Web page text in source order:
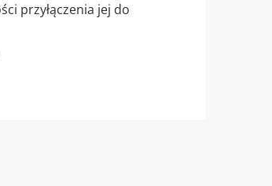
przyłączenia jej do